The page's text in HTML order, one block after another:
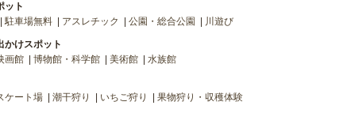
ット
駐車場無料 アスレチック 公園・総合公園 川遊び
かけスポット
画館 博物館・科学館 美術館 水族館
ケート場 潮干狩り いちご狩り 果物狩り・収穫体験